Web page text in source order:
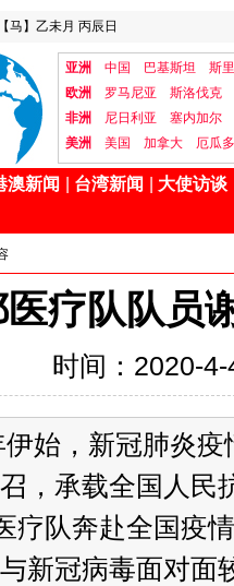
【马】乙未月 丙辰日
亚洲 中国 巴基斯坦
斯
欧洲
罗马尼亚
斯洛伐克
非洲
尼日利亚
塞内加尔
美洲
美国 加拿大 厄瓜
澳新闻 台湾新闻 大使访谈
疗队队员
时间：2020-
始，新冠肺炎
，承载全国人民
疗队奔赴全国疫
新冠病毒面对面